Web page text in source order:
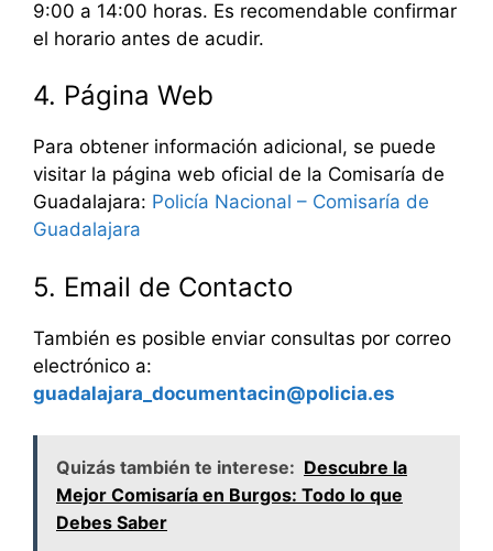
9:00 a 14:00 horas. Es recomendable confirmar
el horario antes de acudir.
4. Página Web
Para obtener información adicional, se puede
visitar la página web oficial de la Comisaría de
Guadalajara: Policía Nacional – Comisaría de
Guadalajara
5. Email de Contacto
También es posible enviar consultas por correo
electrónico a:
guadalajara_documentacin@policia.es
Quizás también te interese: Descubre la
Mejor Comisaría en Burgos: Todo lo que
Debes Saber